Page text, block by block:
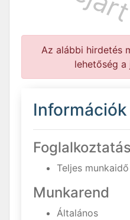
Az alábbi hirdetés
lehetőség a
Teljes
Munkarend
Általános